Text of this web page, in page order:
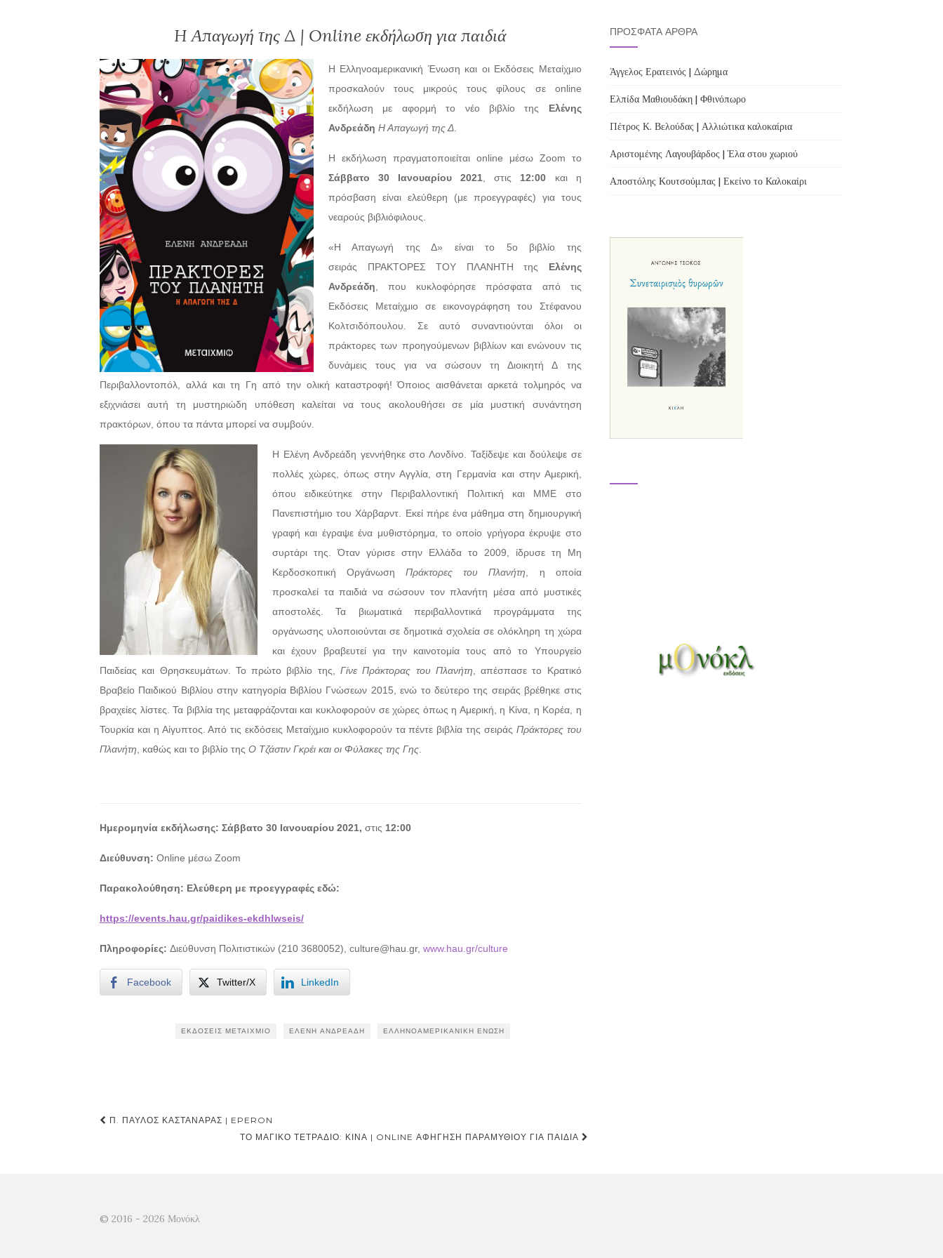
H Απαγωγή της Δ | Online εκδήλωση για παιδιά
H Ελληνοαμερικανική Ένωση και οι Εκδόσεις Μεταίχμιο
προσκαλούν τους μικρούς τους φίλους σε online
εκδήλωση με αφορμή το νέο βιβλίο της Ελένης
Ανδρεάδη Η Απαγωγή της Δ
Η εκδήλωση πραγματοποιείται online μέσω Zoom το
Σάββατο 30 Ιανουαρίου 2021 , στις 12:00 και η
πρόσβαση είναι ελεύθερη (με προεγγραφές) για τους
νεαρούς βιβλιόφιλους.
«Η Απαγωγή της Δ» είναι το 5ο βιβλίο της
σειράς ΠΡΑΚΤΟΡΕΣ ΤΟΥ ΠΛΑΝΗΤΗ της Ελένης
Ανδρεάδη , που κυκλοφόρησε πρόσφατα από τις
Εκδόσεις Μεταίχμιο σε εικονογράφηση του Στέφανου
Κολτσιδόπουλου. Σε αυτό συναντιούνται όλοι οι
πράκτορες των προηγούμενων βιβλίων και ενώνουν τις
δυνάμεις τους για να σώσουν τη Διοικητή Δ της
Περιβαλλοντοπόλ, αλλά και τη Γη από την ολική καταστροφή! Όποιος αισθάνεται αρκετά τολμηρός να
εξιχνιάσει αυτή τη μυστηριώδη υπόθεση καλείται να τους ακολουθήσει σε μία μυστική συνάντηση
πρακτόρων, όπου τα πάντα μπορεί να συμβούν.
Η Ελένη Ανδρεάδη γεννήθηκε στο Λονδίνο. Ταξίδεψε και δούλεψε σε
πολλές χώρες, όπως στην Αγγλία, στη Γερμανία και στην Αμερική,
όπου ειδικεύτηκε στην Περιβαλλοντική Πολιτική και ΜΜΕ στο
Πανεπιστήμιο του Χάρβαρντ. Εκεί πήρε ένα μάθημα στη δημιουργική
γραφή και έγραψε ένα μυθιστόρημα, το οποίο γρήγορα έκρυψε στο
συρτάρι της. Όταν γύρισε στην Ελλάδα το 2009, ίδρυσε τη Μη
Κερδοσκοπική ΟργάνωσηΠράκτορες του Πλανήτη , η οποία
προσκαλεί τα παιδιά να σώσουν τον πλανήτη μέσα από μυστικές
αποστολές. Τα βιωματικά περιβαλλοντικά προγράμματα της
οργάνωσης υλοποιούνται σε δημοτικά σχολεία σε ολόκληρη τη χώρα
και έχουν βραβευτεί για την καινοτομία τους από το Υπουργείο
Παιδείας και Θρησκευμάτων. Το πρώτο βιβλίο της, Γίνε Πράκτορας του Πλανήτη , απέσπασε το Κρατικό
Βραβείο Παιδικού Βιβλίου στην κατηγορία Βιβλίου Γνώσεων 2015, ενώ το δεύτερο της σειράς βρέθηκε στις
βραχείες λίστες. Τα βιβλία της μεταφράζονται και κυκλοφορούν σε χώρες όπως η Αμερική, η Κίνα, η Κορέα, η
Τουρκία και η Αίγυπτος. Από τις εκδόσεις Μεταίχμιο κυκλοφορούν τα πέντε βιβλία της σειράς Πράκτορες του
Πλανήτη , καθώς και το βιβλίο της Ο Τζάστιν Γκρέι και οι Φύλακες της Γης
Ημερομηνία εκδήλωσης: Σάββατο 30 Ιανουαρίου 2021, στις 12:00
Διεύθυνση: Online μέσω Zoom
Παρακολούθηση: Eλεύθερη με προεγγραφές εδώ:
https://events.hau.gr/paidikes-ekdhlwseis/
Πληροφορίες: Διεύθυνση Πολιτιστικών (210 3680052), culture@hau.gr, www.hau.gr/culture
Facebook Twitter/X LinkedIn
ΕΚΔΌΣΕΙΣ ΜΕΤΑΊΧΜΙΟ ΕΛΈΝΗ ΑΝΔΡΕΆΔΗ ΕΛΛΗΝΟΑΜΕΡΙΚΑΝΙΚΉ ΈΝΩΣΗ
Post
Π. ΠΑΎΛΟΣ ΚΑΣΤΑΝΆΡΑΣ | EPERON
ΤΟ ΜΑΓΙΚΌ ΤΕΤΡΆΔΙΟ: ΚΊΝΑ | ONLINE ΑΦΉΓΗΣΗ ΠΑΡΑΜΥΘΙΟΎ ΓΙΑ ΠΑΙΔΙΆ
ΠΡΌΣΦΑΤΑ ΆΡΘΡΑ
Άγγελος Ερατεινός | Δώρημα
Ελπίδα Μαθιουδάκη | Φθινόπωρο
Πέτρος Κ. Βελούδας | Αλλιώτικα καλοκαίρια
Αριστομένης Λαγουβάρδος | Έλα στου χωριού
Αποστόλης Κουτσούμπας | Εκείνο το Καλοκαίρι